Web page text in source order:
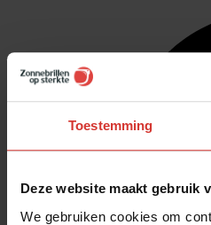
Toestemming
Deze website maakt gebruik
We gebruiken cookies om